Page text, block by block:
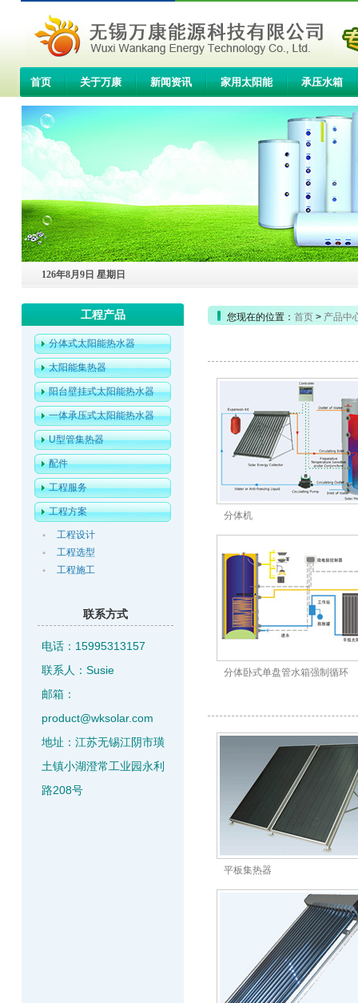
首页 关于万康 新闻资讯 家用太阳能 承压水箱
联系我们
126年8月9日 星期日
工程产品
分体式太阳能热水器
太阳能集热器
阳台壁挂式太阳能热水器
一体承压式太阳能热水器
U型管集热器
配件
工程服务
工程方案
工程设计
工程选型
工程施工
联系方式
电话：15995313157
联系人：Susie
邮箱：
product@wksolar.com
地址：江苏无锡江阴市璜
土镇小湖澄常工业园永利
路208号
您现在的位置： 首页 > 产品中
分体机
分体卧式单盘管水箱强制循环
平板集热器